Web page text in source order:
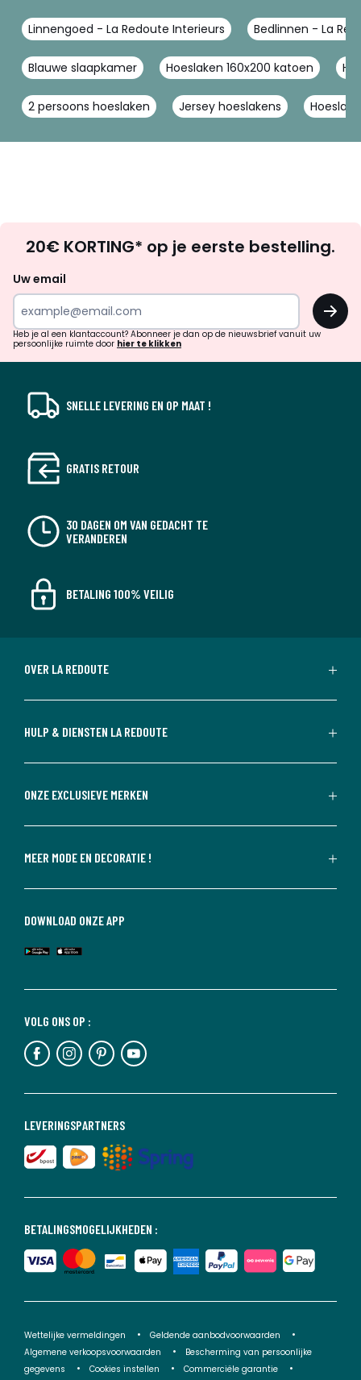
Linnengoed - La Redoute Interieurs Bedlinnen - La
Blauwe slaapkamer Hoeslaken 160x200 katoen
2 persoons hoeslaken Jersey hoeslakens
zoek
inspiratie
verrassingen?
20€ KORTING* op je eerste bestelling.
Uw email
OK
Heb je al een klantaccount? Abonneer je dan op de nieuwsbrief vanuit uw
persoonlijke ruimte door hier te klikken
SNELLE LEVERING EN OP MAAT !
GRATIS RETOUR
30 DAGEN OM VAN GEDACHT TE
VERANDEREN
BETALING 100% VEILIG
OVER LA REDOUTE
HULP & DIENSTEN LA REDOUTE
ONZE EXCLUSIEVE MERKEN
MEER MODE EN DECORATIE !
BETALINGSMOGELIJKHEDEN :
LEVERINGSPARTNERS
VOLG ONS OP :
DOWNLOAD ONZE APP
Wettelijke vermeldingen
Geldende aanbodvoorwaarden
Algemene verkoopsvoorwaarden
Bescherming van persoonlijke
gegevens
Cookies instellen
Commerciële garantie